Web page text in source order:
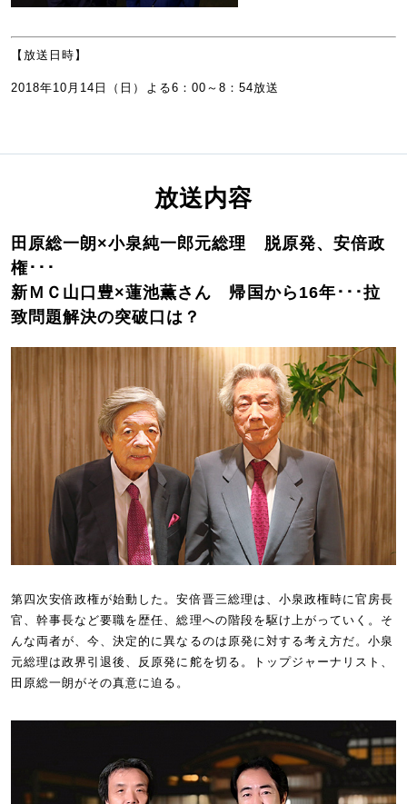
【放送日時】
2018年10月14日（日）よる6：00～8：54放送
放送内容
田原総一朗×小泉純一郎元総理 脱原発、安倍政
権･･･
新ＭＣ山口豊×蓮池薫さん 帰国から16年･･･拉
致問題解決の突破口は？
第四次安倍政権が始動した。安倍晋三総理は、小泉政権時に官房長
官、幹事長など要職を歴任、総理への階段を駆け上がっていく。そ
んな両者が、今、決定的に異なるのは原発に対する考え方だ。小泉
元総理は政界引退後、反原発に舵を切る。トップジャーナリスト、
田原総一朗がその真意に迫る。